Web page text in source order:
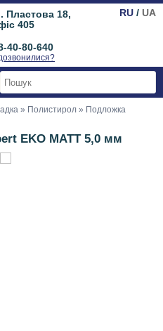
RU / UA
Пластова 18,
405
40-80-640
» Полистирол » Подложка
EKO MATT 5,0 мм